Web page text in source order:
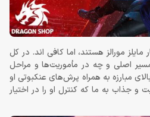
اختیار مایلز مورالز هستند، اما کافی اند. در کل
مسیر اصلی و چه در مأموریت‌ها و مراحل
مبارزه به همراه پرش‌های عنکبوتی او
و جذاب به ما که کنترل او را در اختیار